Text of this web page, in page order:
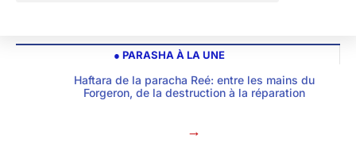
● PARASHA À LA UNE
Haftara de la paracha Reé: entre les mains du
Forgeron, de la destruction à la réparation
→